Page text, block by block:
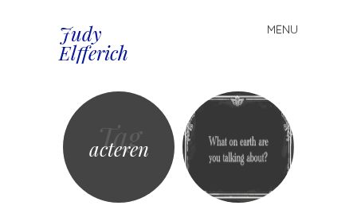
Judy
Elfferich
MENU
Spring
naar
Tag
acteren